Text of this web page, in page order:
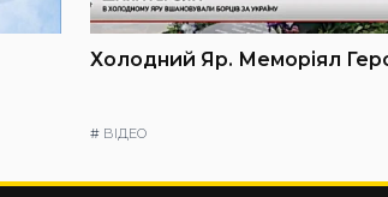
Холодний Яр. Меморіял
# ВІДЕО